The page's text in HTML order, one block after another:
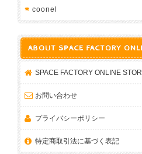
coonel
ABOUT SPACE FACTORY
SPACE FACTORY ONLINE
お問い合わせ
プライバシーポリシー
特定商取引法に基づく表記